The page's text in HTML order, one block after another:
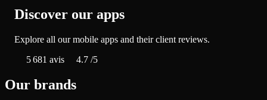
Discover our apps
Explore all our mobile apps and their client reviews.
5 681 avis 4.7 /5
Our brands